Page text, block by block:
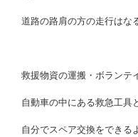
道路の路肩の方の走行はな
救援物資の運搬・ボランテ
自動車の中にある救急工具
自分でスペア交換をできる